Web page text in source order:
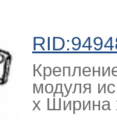
модуля
х Ширина